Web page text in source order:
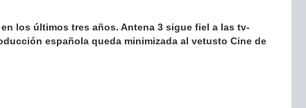
los últimos tres años. Antena 3 sigue fiel a las tv-
española queda minimizada al vetusto Cine de